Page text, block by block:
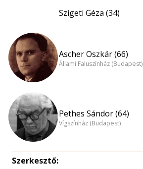
Szigeti Géza (34)
Ascher Oszkár (66)
Állami Faluszínház (Budapest)
Pethes Sándor (64)
Vígszínház (Budapest)
Szerkesztő: